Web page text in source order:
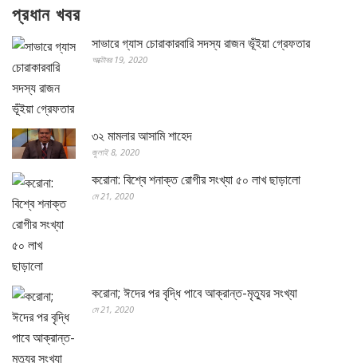
প্রধান খবর
সাভারে গ্যাস চোরাকারবারি সদস্য রাজন ভূঁইয়া গ্রেফতার
অক্টোবর 19, 2020
৩২ মামলার আসামি শাহেদ
জুলাই 8, 2020
করোনা: বিশ্বে শনাক্ত রোগীর সংখ্যা ৫০ লাখ ছাড়ালো
মে 21, 2020
করোনা; ঈদের পর বৃদ্ধি পাবে আক্রান্ত-মৃত্যুর সংখ্যা
মে 21, 2020